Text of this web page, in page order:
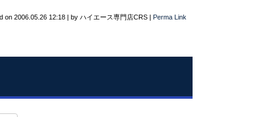
on 2006.05.26 12:18 | by ハイエース専門店CRS | Perma Link